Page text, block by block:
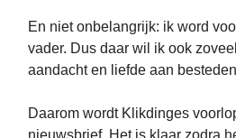
En niet onbelangrijk: ik word
vader. Dus daar wil ik ook
aandacht en liefde aan
Daarom wordt Klikdinges
nieuwsbrief. Het is klaar zodra